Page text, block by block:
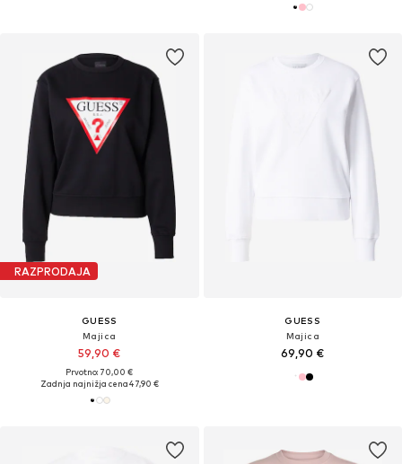
RAZPRODAJA
GUESS
Majica
59,90 €
Prvotno: 70,00 €
Zadnja najnižja cena47,90 €
GUESS
Majica
69,90 €